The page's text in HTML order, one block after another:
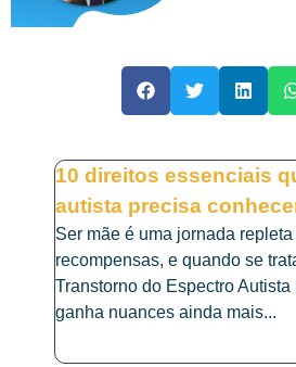
10 direitos essenciais
autista precisa
Ser mãe é uma jornada
recompensas, e quando se
Transtorno do Espectro
ganha nuances ainda mais...